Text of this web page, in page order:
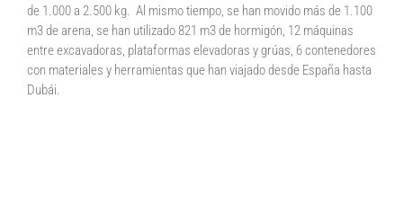
de 1.000 a 2.500 kg. Al mismo tiempo, se han movido más de 1.100
m3 de arena, se han utilizado 821 m3 de hormigón, 12 máquinas
entre excavadoras, plataformas elevadoras y grúas, 6 contenedores
con materiales y herramientas que han viajado desde España hasta
Dubái.